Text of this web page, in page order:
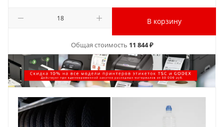
В корзину
Общая стоимость 11 844 ₽